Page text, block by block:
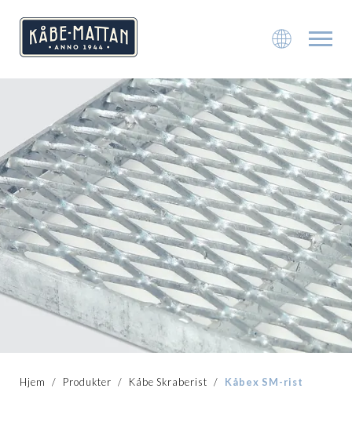
Hjem / Produkter / Kåbe Skraberist / Kåbex SM-rist